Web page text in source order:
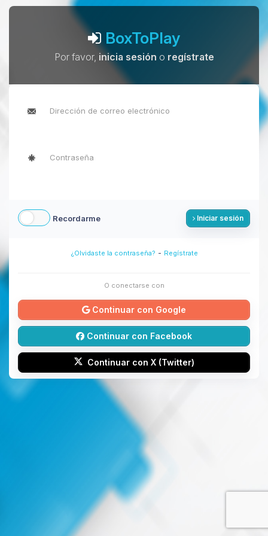
BoxToPlay
Por favor, inicia sesión o regístrate
Recordarme Iniciar sesión
¿Olvidaste la contraseña? - Regístrate
O conectarse con
Continuar con Google
Continuar con Facebook
Continuar con X (Twitter)